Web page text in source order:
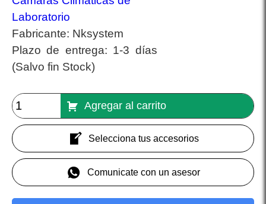
Laboratorio
Fabricante: Nksystem
Plazo de entrega: 1-3 días
(Salvo fin Stock)
Agregar al carrito
Selecciona tus accesorios
Comunicate con un asesor